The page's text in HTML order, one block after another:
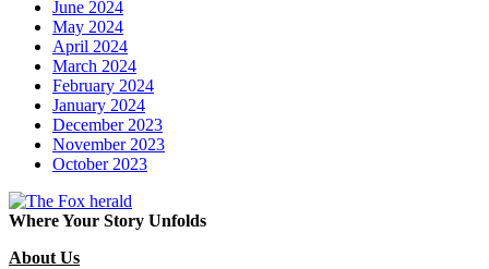
June 2024
May 2024
April 2024
March 2024
February 2024
January 2024
December 2023
November 2023
October 2023
Where Your Story Unfolds
About Us